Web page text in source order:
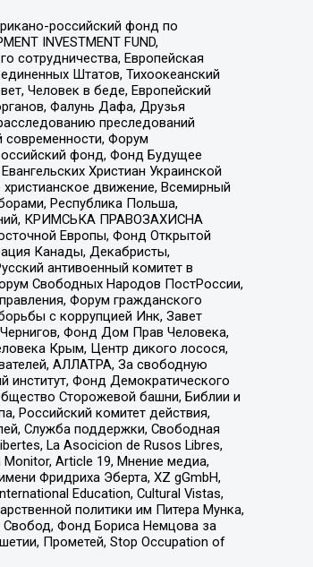
российский фонд по
INVESTMENT FUND,
сотрудничества, Европейская
Штатов, Тихоокеанский
Человек в беде, Европейский
Фалунь Дафа, Друзья
преследований
современности, Форум
фонд, Фонд Будущее
Христиан Украинской
движение, Всемирный
Республика Польша,
КРИМСЬКА ПРАВОЗАХИСНА
Европы, Фонд Открытой
Канады, Декабристы,
антивоенный комитет в
Свободных Народов ПостРоссии,
Форум гражданского
с коррупцией Инк, Завет
Фонд Дом Прав Человека,
Крым, Центр дикого лосося,
АЛЛАТРА, За свободную
институт, Фонд Демократического
Сторожевой башни, Библии и
Российский комитет действия,
Служба поддержки, Свободная
La Asocicion de Rusos Libres,
Article 19, Мнение медиа,
Фридриха Эберта, XZ gGmbH,
Education, Cultural Vistas,
политики им Питера Мунка,
Свобод, Фонд Бориса Немцова за
Прометей, Stop Occupation of